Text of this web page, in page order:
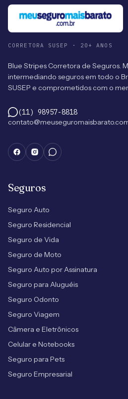
CORRETORA SUSEP · 20+ ANOS
Blue Stripes Corretora de Seguros.
intermediando seguros em todo o
SUSEP e comprometidos com o
(11) 98957-8818
Seguros
Seguro Auto
Seguro Residencial
Seguro de Vida
Seguro de Moto
Seguro Auto por Assinatura
Seguro para Aluguéis
Seguro Odonto
Seguro Viagem
Câmera e Eletrônicos
Celular e Notebooks
Seguro para Pets
Seguro Empresarial